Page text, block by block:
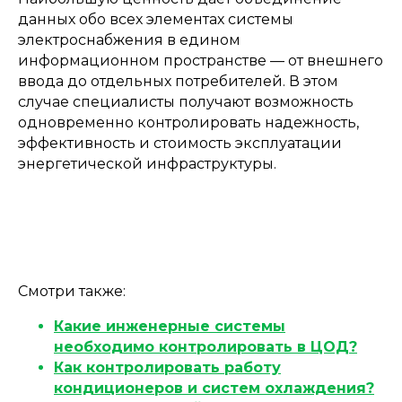
данных обо всех элементах системы
электроснабжения в едином
информационном пространстве — от внешнего
ввода до отдельных потребителей. В этом
случае специалисты получают возможность
одновременно контролировать надежность,
эффективность и стоимость эксплуатации
энергетической инфраструктуры.
Смотри также:
Какие инженерные системы
необходимо контролировать в ЦОД?
Как контролировать работу
кондиционеров и систем охлаждения?